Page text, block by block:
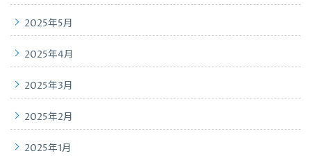
2025年5月
2025年4月
2025年3月
2025年2月
2025年1月